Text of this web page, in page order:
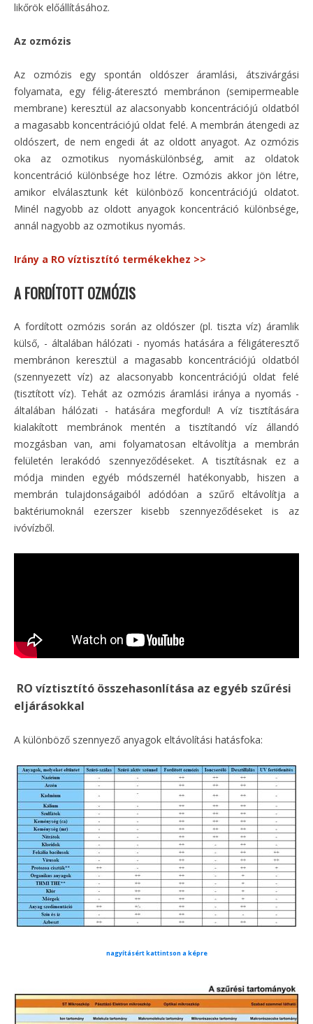
likőrök előállításához.
Az ozmózis
Az ozmózis egy spontán oldószer áramlási, átszivárgási
folyamata, egy félig-áteresztó membránon (semipermeable
membrane) keresztül az alacsonyabb koncentrációjú oldatból
a magasabb koncentrációjú oldat felé. A membrán átengedi az
oldószert, de nem engedi át az oldott anyagot. Az ozmózis
oka az ozmotikus nyomáskülönbség, amit az oldatok
koncentráció különbsége hoz létre. Ozmózis akkor jön létre,
amikor elválasztunk két különböző koncentrációjú oldatot.
Minél nagyobb az oldott anyagok koncentráció különbsége,
annál nagyobb az ozmotikus nyomás.
Irány a RO víztisztító termékekhez >>
A FORDÍTOTT OZMÓZIS
A fordított ozmózis során az oldószer (pl. tiszta víz) áramlik
külső, - általában hálózati - nyomás hatására a féligáteresztő
membránon keresztül a magasabb koncentrációjú oldatból
(szennyezett víz) az alacsonyabb koncentrációjú oldat felé
(tisztított víz). Tehát az ozmózis áramlási iránya a nyomás -
általában hálózati - hatására megfordul! A víz tisztítására
kialakított membránok mentén a tisztítandó víz állandó
mozgásban van, ami folyamatosan eltávolítja a membrán
felületén lerakódó szennyeződéseket. A tisztításnak ez a
módja minden egyéb módszernél hatékonyabb, hiszen a
membrán tulajdonságaiból adódóan a szűrő eltávolítja a
baktériumoknál ezerszer kisebb szennyeződéseket is az
ivóvízből.
RO víztisztító összehasonlítása az egyéb szűrési
eljárásokkal
A különböző szennyező anyagok eltávolítási hatásfoka:
nagyításért kattintson a képre